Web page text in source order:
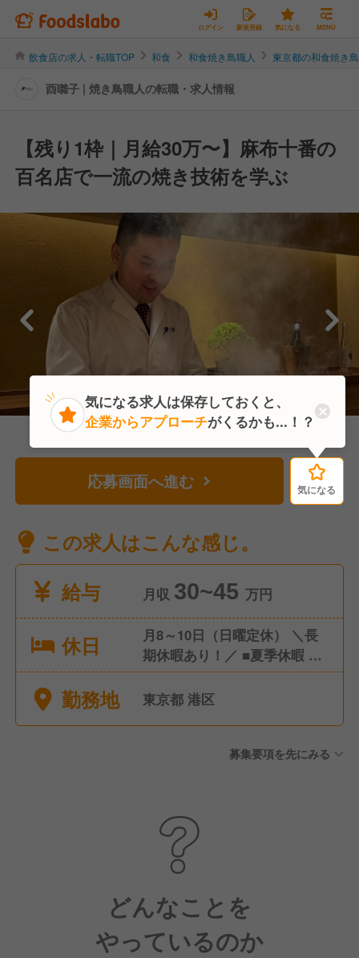
ログイン 新規登録 気になる MENU
飲食店の求人・転職TOP 和食 和食焼き鳥職人 東京都の和食焼き
酉囃子 | 焼き鳥職人の転職・求人情報
【残り1枠｜月給30万〜】麻布十番の
百名店で一流の焼き技術を学ぶ
応募画面へ進む 気になる
この求人はこんな感じ。
給与
月収 30~45 万円
休日
月8～10日（日曜定休） ＼長
期休暇あり！／ ■夏季休暇 ■
年末年始休暇 ■慶弔休暇
勤務地 東京都 港区
募集要項を先にみる
どんなことを
やっているのか
気になる
気になる求人は保存しておくと、
企業からアプローチがくるかも...！？